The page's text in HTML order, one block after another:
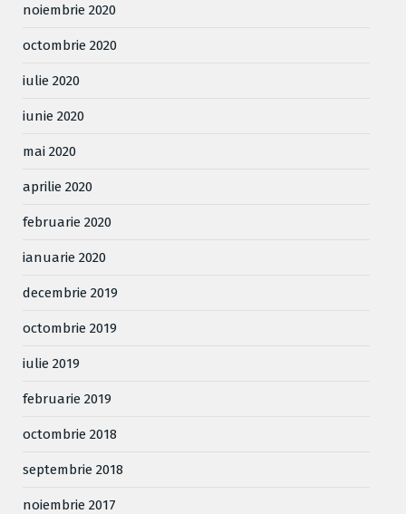
noiembrie 2020
octombrie 2020
iulie 2020
iunie 2020
mai 2020
aprilie 2020
februarie 2020
ianuarie 2020
decembrie 2019
octombrie 2019
iulie 2019
februarie 2019
octombrie 2018
septembrie 2018
noiembrie 2017